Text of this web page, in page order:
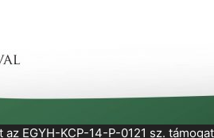
EGYH-KCP-14-P-0121 sz.